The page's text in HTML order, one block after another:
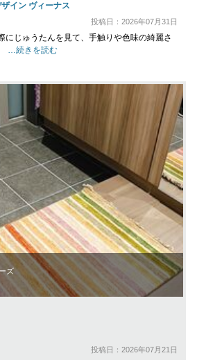
イン ヴィーナス
投稿日：2026年07月31日
にじゅうたんを見て、手触りや色味の綺麗さ
…続きを読む
ズ
投稿日：2026年07月21日